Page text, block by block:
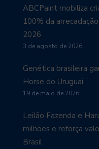
ABCPaint mobiliza
100% da
2026
3 de agosto de 2026
Genética brasileira
Horse do Uruguai
19 de maio de 2026
Leilão Fazenda e
milhões e reforça
Brasil